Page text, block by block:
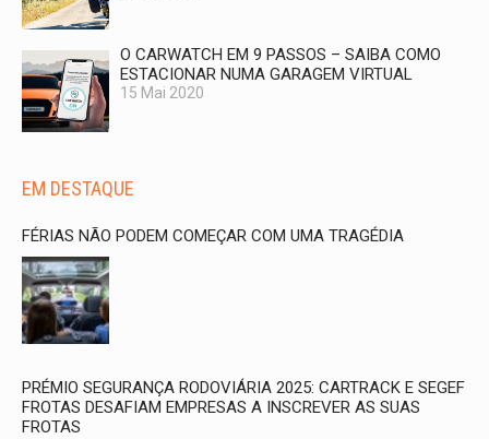
O CARWATCH EM 9 PASSOS – SAIBA COMO
ESTACIONAR NUMA GARAGEM VIRTUAL
15 Mai 2020
EM DESTAQUE
FÉRIAS NÃO PODEM COMEÇAR COM UMA TRAGÉDIA
PRÉMIO SEGURANÇA RODOVIÁRIA 2025: CARTRACK E SEGEF
FROTAS DESAFIAM EMPRESAS A INSCREVER AS SUAS
FROTAS